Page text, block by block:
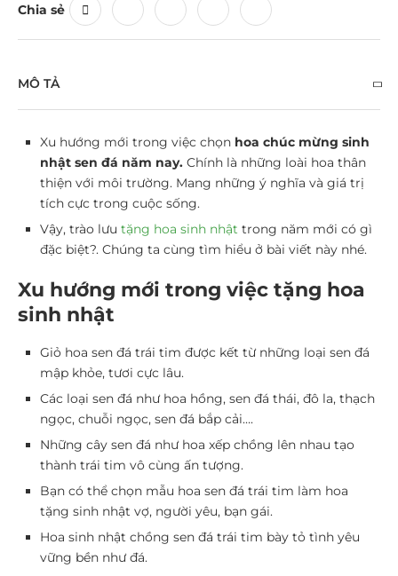
Chia sẻ
MÔ TẢ
Xu hướng mới trong việc chọn hoa chúc mừng sinh
nhật sen đá năm nay. Chính là những loài hoa thân
thiện với môi trường. Mang những ý nghĩa và giá trị
tích cực trong cuộc sống.
Vậy, trào lưu tặng hoa sinh nhật trong năm mới có gì
đặc biệt?. Chúng ta cùng tìm hiểu ở bài viết này nhé.
Xu hướng mới trong việc tặng hoa
sinh nhật
Giỏ hoa sen đá trái tim được kết từ những loại sen đá
mập khỏe, tươi cực lâu.
Các loại sen đá như hoa hồng, sen đá thái, đô la, thạch
ngọc, chuỗi ngọc, sen đá bắp cải….
Những cây sen đá như hoa xếp chồng lên nhau tạo
thành trái tim vô cùng ấn tượng.
Bạn có thể chọn mẫu hoa sen đá trái tim làm hoa
tặng sinh nhật vợ, người yêu, bạn gái.
Hoa sinh nhật chồng sen đá trái tim bày tỏ tình yêu
vững bền như đá.